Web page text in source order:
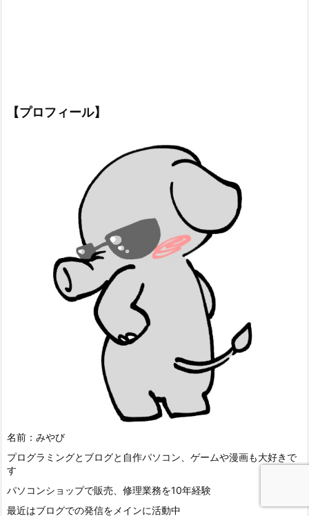
【プロフィール】
名前：みやび
プログラミングとブログと自作パソコン、ゲームや漫画も大好きで
す
パソコンショップで販売、修理業務を10年経験
最近はブログでの発信をメインに活動中